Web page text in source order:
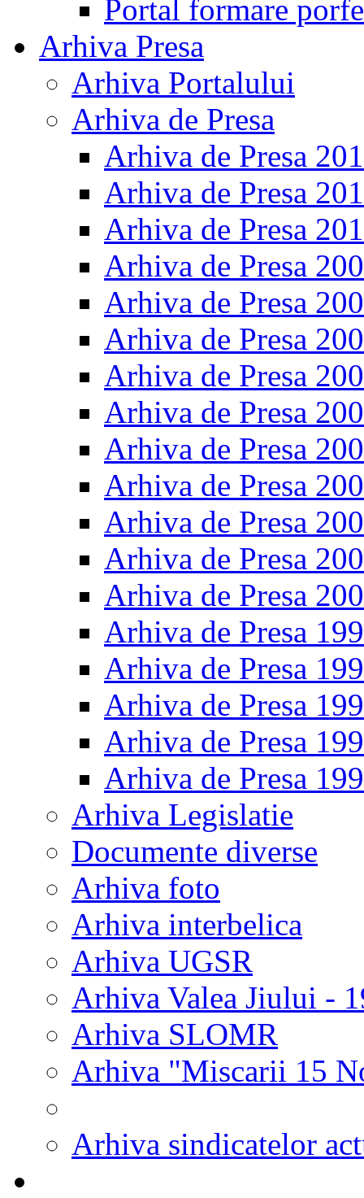
Portal formare
Arhiva Presa
Arhiva Portalului
Arhiva de Presa
Arhiva de Presa
Arhiva de Presa
Arhiva de Presa
Arhiva de Presa
Arhiva de Presa
Arhiva de Presa
Arhiva de Presa
Arhiva de Presa
Arhiva de Presa
Arhiva de Presa
Arhiva de Presa
Arhiva de Presa
Arhiva de Presa
Arhiva de Presa
Arhiva de Presa
Arhiva de Presa
Arhiva de Presa
Arhiva de Presa
Arhiva Legislatie
Documente diverse
Arhiva foto
Arhiva interbelica
Arhiva UGSR
Arhiva Valea Jiului -
Arhiva SLOMR
Arhiva "Miscarii 15
Arhiva sindicatelor